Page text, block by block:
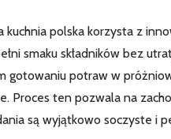
kuchnia polska korzysta z
smaku składników bez
gotowaniu potraw w
Proces ten pozwala na
są wyjątkowo soczyste i